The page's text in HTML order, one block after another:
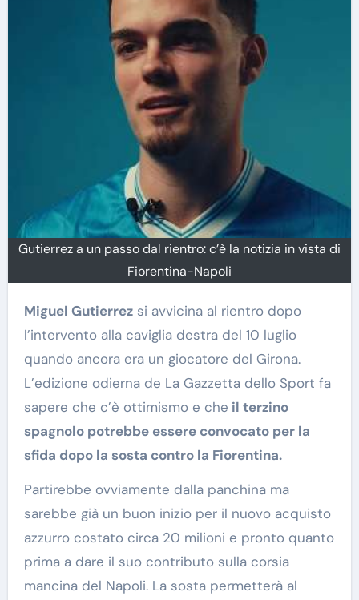
Gutierrez a un passo dal rientro: c’è la notizia in vista di
Fiorentina-Napoli
Miguel Gutierrezsi avvicina al rientro dopo
l’intervento alla caviglia destra del 10 luglio
quando ancora era un giocatore del Girona.
L’edizione odierna de La Gazzetta dello Sport fa
sapere che c’è ottimismo e che il terzino
spagnolo potrebbe essere convocato per la
sfida dopo la sosta contro la Fiorentina.
Partirebbe ovviamente dalla panchina ma
sarebbe già un buon inizio per il nuovo acquisto
azzurro costato circa 20 milioni e pronto quanto
prima a dare il suo contributo sulla corsia
mancina del Napoli. La sosta permetterà al